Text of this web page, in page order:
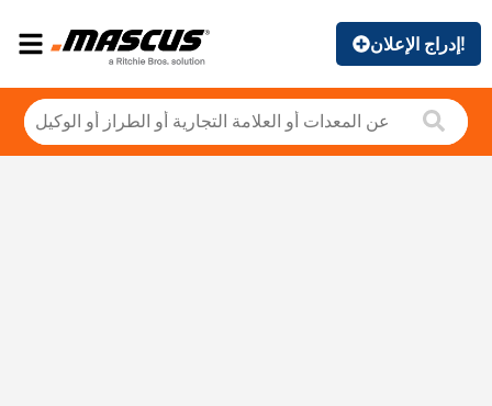
إدراج الإعلان!